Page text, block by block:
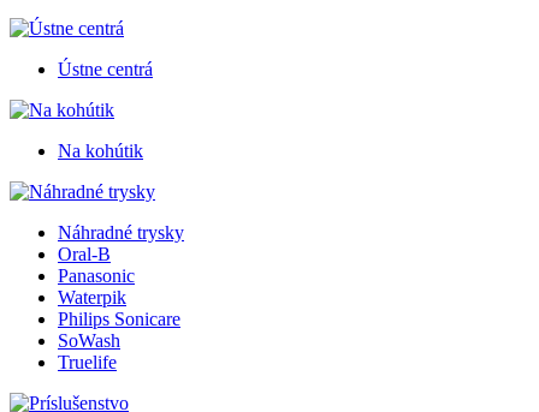
Ústne centrá
Na kohútik
Náhradné trysky
Oral-B
Panasonic
Waterpik
Philips Sonicare
SoWash
Truelife